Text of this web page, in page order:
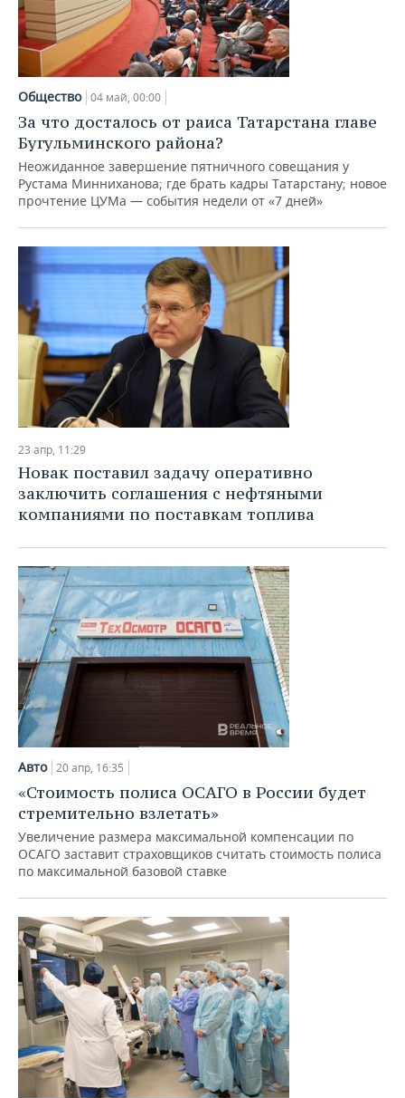
Общество 04 май, 00:00
За что досталось от раиса Татарстана главе
Бугульминского района?
Неожиданное завершение пятничного совещания у
Рустама Минниханова; где брать кадры Татарстану; новое
прочтение ЦУМа — события недели от «7 дней»
23 апр, 11:29
Новак поставил задачу оперативно
заключить соглашения с нефтяными
компаниями по поставкам топлива
Авто 20 апр, 16:35
«Стоимость полиса ОСАГО в России будет
стремительно взлетать»
Увеличение размера максимальной компенсации по
ОСАГО заставит страховщиков считать стоимость полиса
по максимальной базовой ставке